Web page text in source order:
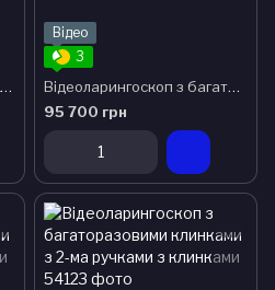
Ларингоскоп з екраном KL-1035
Відео
3
Відеоларингоскоп з багаторазовими клинками M3R
95 700 грн